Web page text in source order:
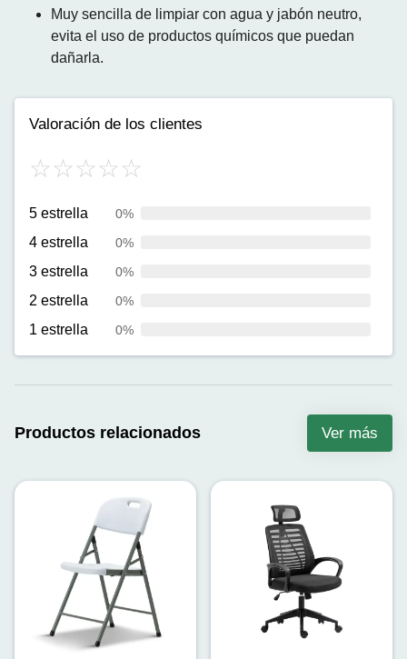
Muy sencilla de limpiar con agua y jabón neutro,
evita el uso de productos químicos que puedan
dañarla.
Valoración de los clientes
5 estrella 0%
4 estrella 0%
3 estrella 0%
2 estrella 0%
1 estrella 0%
Productos relacionados Ver más